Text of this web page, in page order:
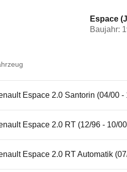
Baujahr:
Espace 2.0 Santorin (04/00 -
Espace 2.0 RT (12/96 - 10/
Espace 2.0 RT Automatik